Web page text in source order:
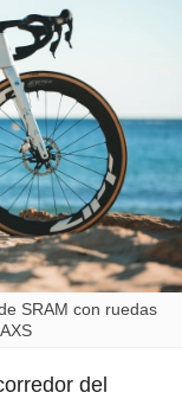
SRAM con ruedas
del